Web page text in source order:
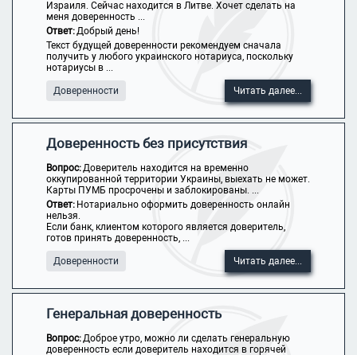
Израиля. Сейчас находится в Литве. Хочет сделать на
меня доверенность ...
Ответ:Добрый день!
Текст будущей доверенности рекомендуем сначала
получить у любого украинского нотариуса, поскольку
нотариусы в ...
Доверенности Читать далее...
Доверенность без присутствия
Вопрос:Доверитель находится на временно
оккупированной территории Украины, выехать не может.
Карты ПУМБ просрочены и заблокированы. ...
Ответ: Нотариально оформить доверенность онлайн
нельзя.
Если банк, клиентом которого является доверитель,
готов принять доверенность, ...
Доверенности Читать далее...
Генеральная доверенность
Вопрос:Доброе утро, можно ли сделать генеральную
доверенность если доверитель находится в горячей